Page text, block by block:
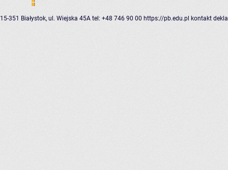
15-351 Białystok, ul. Wiejska 45A tel: +48 746 90 00 https://pb.edu.pl kontakt